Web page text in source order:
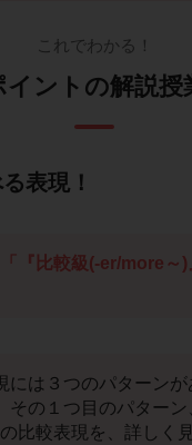
これでわかる！
イントの解説授
表現！
「『比較級(-er/more～)
には３つのパターンが
その１つ目のパター
比較表現を、詳しく